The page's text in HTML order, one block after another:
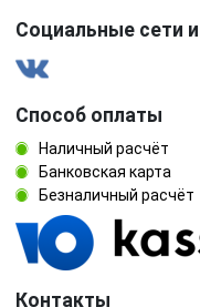
Социальные сети
Способ оплаты
Наличный расчёт
Банковская карта
Безналичный расчёт
Контакты